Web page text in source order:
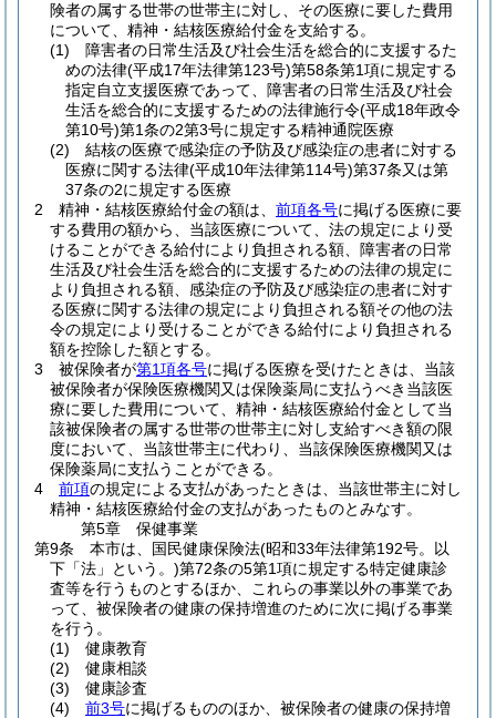
険者の属する世帯の世帯主に対し、その医療に要した費用
について、精神・結核医療給付金を支給する。
(1)
障害者の日常生活及び社会生活を総合的に支援するた
めの法律(平成17年法律第123号)第58条第1項に規定する
指定自立支援医療であって、障害者の日常生活及び社会
生活を総合的に支援するための法律施行令(平成18年政令
第10号)第1条の2第3号に規定する精神通院医療
(2)
結核の医療で感染症の予防及び感染症の患者に対する
医療に関する法律(平成10年法律第114号)第37条又は第
37条の2に規定する医療
2
精神・結核医療給付金の額は、 前項各号に掲げる医療に要
する費用の額から、当該医療について、法の規定により受
けることができる給付により負担される額、障害者の日常
生活及び社会生活を総合的に支援するための法律の規定に
より負担される額、感染症の予防及び感染症の患者に対す
る医療に関する法律の規定により負担される額その他の法
令の規定により受けることができる給付により負担される
額を控除した額とする。
3
被保険者が第1項各号に掲げる医療を受けたときは、当該
被保険者が保険医療機関又は保険薬局に支払うべき当該医
療に要した費用について、精神・結核医療給付金として当
該被保険者の属する世帯の世帯主に対し支給すべき額の限
度において、当該世帯主に代わり、当該保険医療機関又は
保険薬局に支払うことができる。
4
前項の規定による支払があったときは、当該世帯主に対し
精神・結核医療給付金の支払があったものとみなす。
第5章
保健事業
第9条
本市は、国民健康保険法(昭和33年法律第192号。以
下「法」という。)第72条の5第1項に規定する特定健康診
査等を行うものとするほか、これらの事業以外の事業であ
って、被保険者の健康の保持増進のために次に掲げる事業
を行う。
(1)
健康教育
(2)
健康相談
(3)
健康診査
(4)
前3号に掲げるもののほか、被保険者の健康の保持増